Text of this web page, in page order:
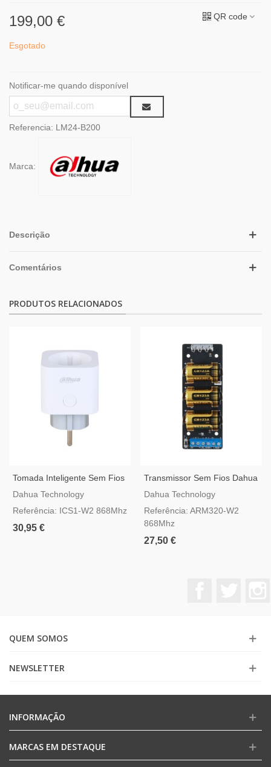
199,00 € QR code
Esgotado
Notificar-me quando disponível
Referencia: LM24-B200
Marca:
Descrição
Comentários
PRODUTOS RELACIONADOS
Tomada Inteligente Sem Fios
Dahua AirShield ICS1-W2
Dahua Technology
Referência: ICS1-W2 868Mhz
30,95 €
Transmissor Sem Fios Dahua
AirShield ARM320-W2
Dahua Technology
Referência: ARM320-W2
868Mhz
27,50 €
QUEM SOMOS
NEWSLETTER
INFORMAÇÃO
MARCAS EM DESTAQUE